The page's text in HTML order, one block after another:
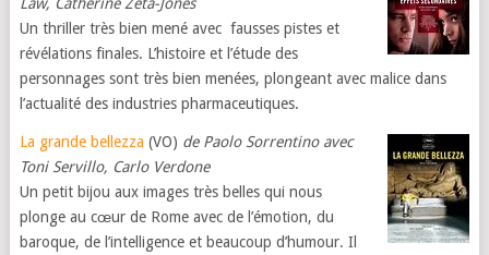
Un thriller très bien mené avec fausses pistes et
révélations finales. L’histoire et l’étude des
personnages sont très bien menées, plongeant avec malice dans
l’actualité des industries pharmaceutiques.
La grande bellezza (VO) de Paolo Sorrentino avec
Toni Servillo, Carlo Verdone
Un petit bijou aux images très belles qui nous
plonge au cœur de Rome avec de l’émotion, du
baroque, de l’intelligence et beaucoup d’humour. Il